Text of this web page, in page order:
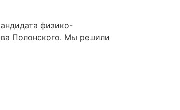
физико-
Полонского. Мы решили